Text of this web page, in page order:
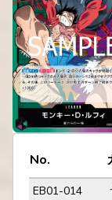
No.
EB01-014